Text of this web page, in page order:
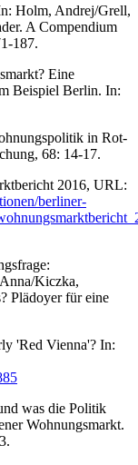
Holm, Andrej/Grell,
A Compendium
187.
Eine
Beispiel Berlin. In:
in Rot-
68: 14-17.
2016, URL:
berliner-
Kiczka,
Plädoyer für eine
'Red Vienna'? In:
was die Politik
Wohnungsmarkt.